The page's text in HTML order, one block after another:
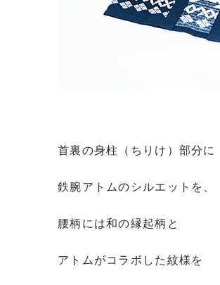
首裏の身柱（ちりけ）部分に
鉄腕アトムのシルエットを、
腰柄には和の縁起柄と
アトムがコラボした紋様を